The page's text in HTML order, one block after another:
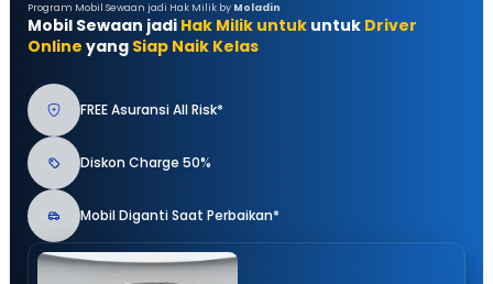
Program Mobil Sewaan jadi Hak Milik by Moladin
Mobil Sewaan jadi Hak Milik untuk untuk Driver
Online yang Siap Naik Kelas
FREE Asuransi All Risk*
Diskon Charge 50%
Mobil Diganti Saat Perbaikan*